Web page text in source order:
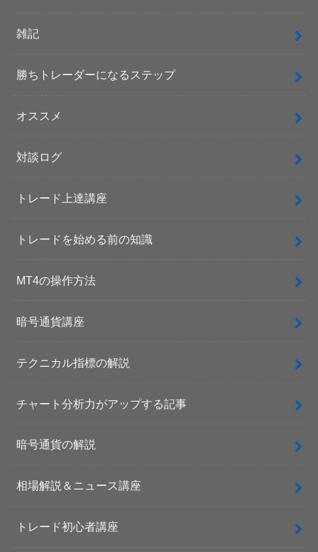
雑記
勝ちトレーダーになるステップ
オススメ
対談ログ
トレード上達講座
トレードを始める前の知識
MT4の操作方法
暗号通貨講座
テクニカル指標の解説
チャート分析力がアップする記事
暗号通貨の解説
相場解説＆ニュース講座
トレード初心者講座